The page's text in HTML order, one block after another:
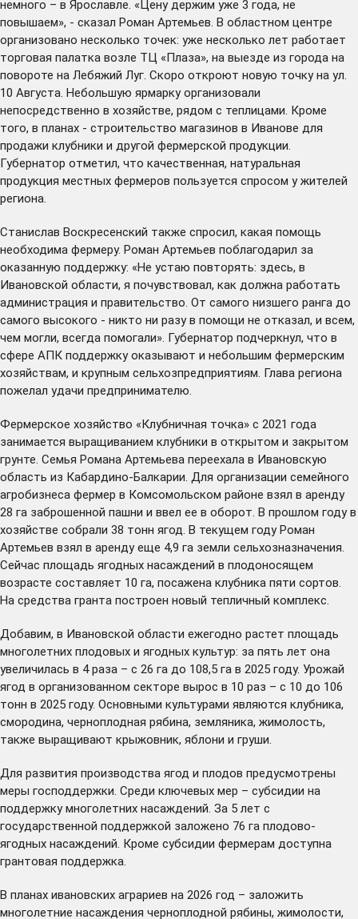
немного – в Ярославле. «Цену держим уже 3 года, не
повышаем», - сказал Роман Артемьев. В областном центре
организовано несколько точек: уже несколько лет работает
торговая палатка возле ТЦ «Плаза», на выезде из города на
повороте на Лебяжий Луг. Скоро откроют новую точку на ул.
10 Августа. Небольшую ярмарку организовали
непосредственно в хозяйстве, рядом с теплицами. Кроме
того, в планах - строительство магазинов в Иванове для
продажи клубники и другой фермерской продукции.
Губернатор отметил, что качественная, натуральная
продукция местных фермеров пользуется спросом у жителей
региона.
Станислав Воскресенский также спросил, какая помощь
необходима фермеру. Роман Артемьев поблагодарил за
оказанную поддержку: «Не устаю повторять: здесь, в
Ивановской области, я почувствовал, как должна работать
администрация и правительство. От самого низшего ранга до
самого высокого - никто ни разу в помощи не отказал, и всем,
чем могли, всегда помогали». Губернатор подчеркнул, что в
сфере АПК поддержку оказывают и небольшим фермерским
хозяйствам, и крупным сельхозпредприятиям. Глава региона
пожелал удачи предпринимателю.
Фермерское хозяйство «Клубничная точка» с 2021 года
занимается выращиванием клубники в открытом и закрытом
грунте. Семья Романа Артемьева переехала в Ивановскую
область из Кабардино-Балкарии. Для организации семейного
агробизнеса фермер в Комсомольском районе взял в аренду
28 га заброшенной пашни и ввел ее в оборот. В прошлом году в
хозяйстве собрали 38 тонн ягод. В текущем году Роман
Артемьев взял в аренду еще 4,9 га земли сельхозназначения.
Сейчас площадь ягодных насаждений в плодоносящем
возрасте составляет 10 га, посажена клубника пяти сортов.
На средства гранта построен новый тепличный комплекс.
Добавим, в Ивановской области ежегодно растет площадь
многолетних плодовых и ягодных культур: за пять лет она
увеличилась в 4 раза – с 26 га до 108,5 га в 2025 году. Урожай
ягод в организованном секторе вырос в 10 раз – с 10 до 106
тонн в 2025 году. Основными культурами являются клубника,
смородина, черноплодная рябина, земляника, жимолость,
также выращивают крыжовник, яблони и груши.
Для развития производства ягод и плодов предусмотрены
меры господдержки. Среди ключевых мер – субсидии на
поддержку многолетних насаждений. За 5 лет с
государственной поддержкой заложено 76 га плодово-
ягодных насаждений. Кроме субсидии фермерам доступна
грантовая поддержка.
В планах ивановских аграриев на 2026 год – заложить
многолетние насаждения черноплодной рябины, жимолости,